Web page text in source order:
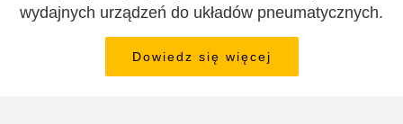
wydajnych urządzeń do układów pneumatycznych.
Dowiedz się więcej